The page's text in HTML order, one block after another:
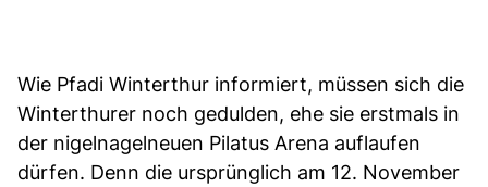
Wie Pfadi Winterthur informiert, müssen sich die
Winterthurer noch gedulden, ehe sie erstmals in
der nigelnagelneuen Pilatus Arena auflaufen
dürfen. Denn die ursprünglich am 12. November